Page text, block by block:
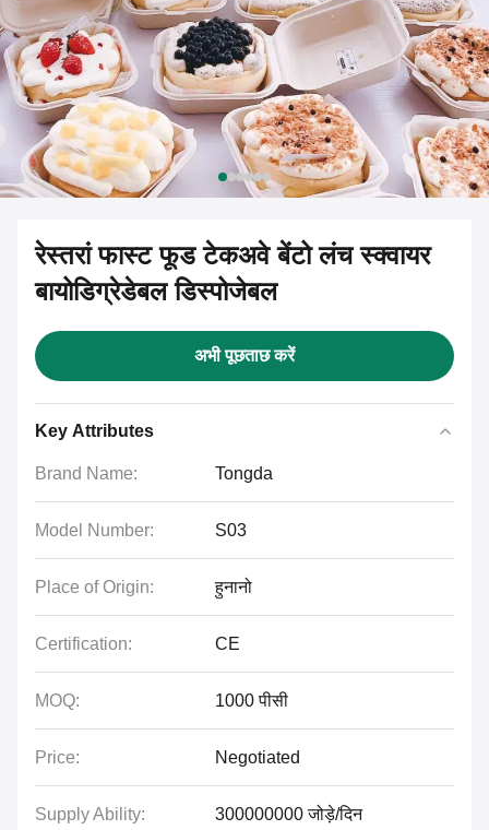
रेस्तरां फास्ट फूड टेकअवे बेंटो लंच स्क्वायर
बायोडिग्रेडेबल डिस्पोजेबल
अभी पूछताछ करें
Key Attributes
Brand Name: Tongda
Model Number: S03
Place of Origin: हुनानो
Certification: CE
MOQ: 1000 पीसी
Price: Negotiated
Supply Ability: 300000000 जोड़े/दिन